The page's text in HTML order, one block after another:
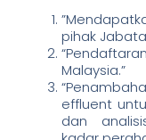
pihak
Malaysia.”
effluent
dan